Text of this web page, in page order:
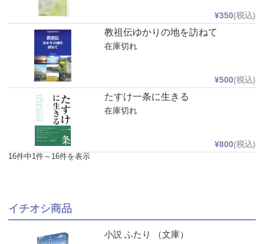
¥350(税込)
教祖伝ゆかりの地を訪ねて
¥500(税込)
在庫切れ
たすけ一条に生きる
¥800(税込)
在庫切れ
16件中1件～16件を表示
イチオシ商品
小説 ふたり （文庫）